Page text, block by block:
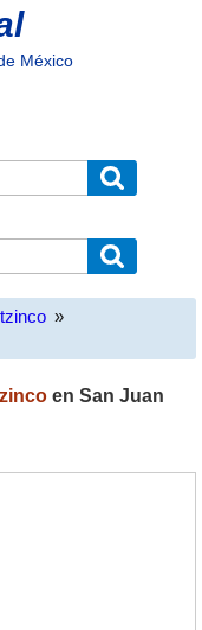
México
»
en San Juan